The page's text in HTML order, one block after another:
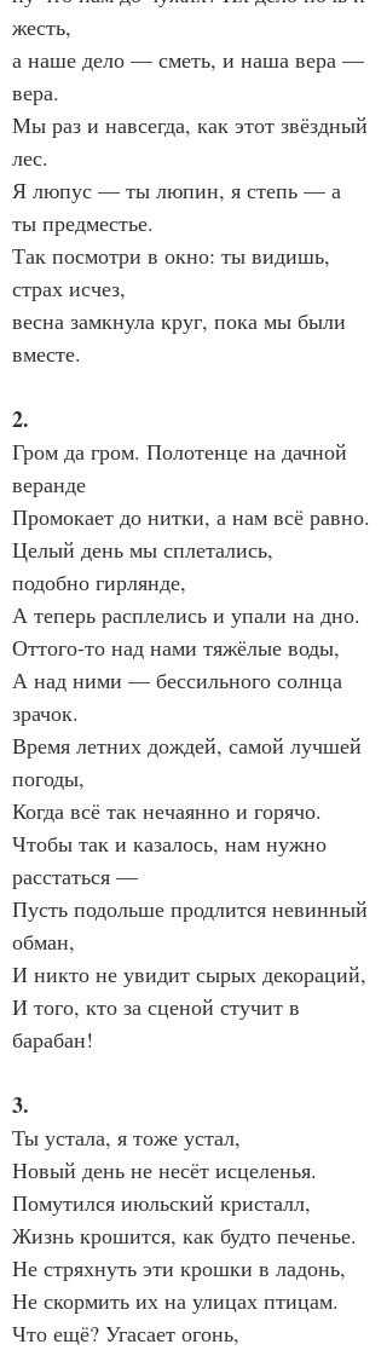
жесть,
а наше дело — сметь, и наша вера —
вера.
Мы раз и навсегда, как этот звёздный
лес.
Я люпус — ты люпин, я степь — а
ты предместье.
Так посмотри в окно: ты видишь,
страх исчез,
весна замкнула круг, пока мы были
вместе.
2.
Гром да гром. Полотенце на дачной
веранде
Промокает до нитки, а нам всё равно.
Целый день мы сплетались,
подобно гирлянде,
А теперь расплелись и упали на дно.
Оттого-то над нами тяжёлые воды,
А над ними — бессильного солнца
зрачок.
Время летних дождей, самой лучшей
погоды,
Когда всё так нечаянно и горячо.
Чтобы так и казалось, нам нужно
расстаться —
Пусть подольше продлится невинный
обман,
И никто не увидит сырых декораций,
И того, кто за сценой стучит в
барабан!
3.
Ты устала, я тоже устал,
Новый день не несёт исцеленья.
Помутился июльский кристалл,
Жизнь крошится, как будто печенье.
Не стряхнуть эти крошки в ладонь,
Не скормить их на улицах птицам.
Что ещё? Угасает огонь,